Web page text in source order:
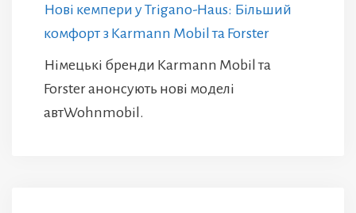
Нові кемпери у Trigano-Haus: Більший
комфорт з Karmann Mobil та Forster
Німецькі бренди Karmann Mobil та
Forster анонсують нові моделі
автWohnmobil.